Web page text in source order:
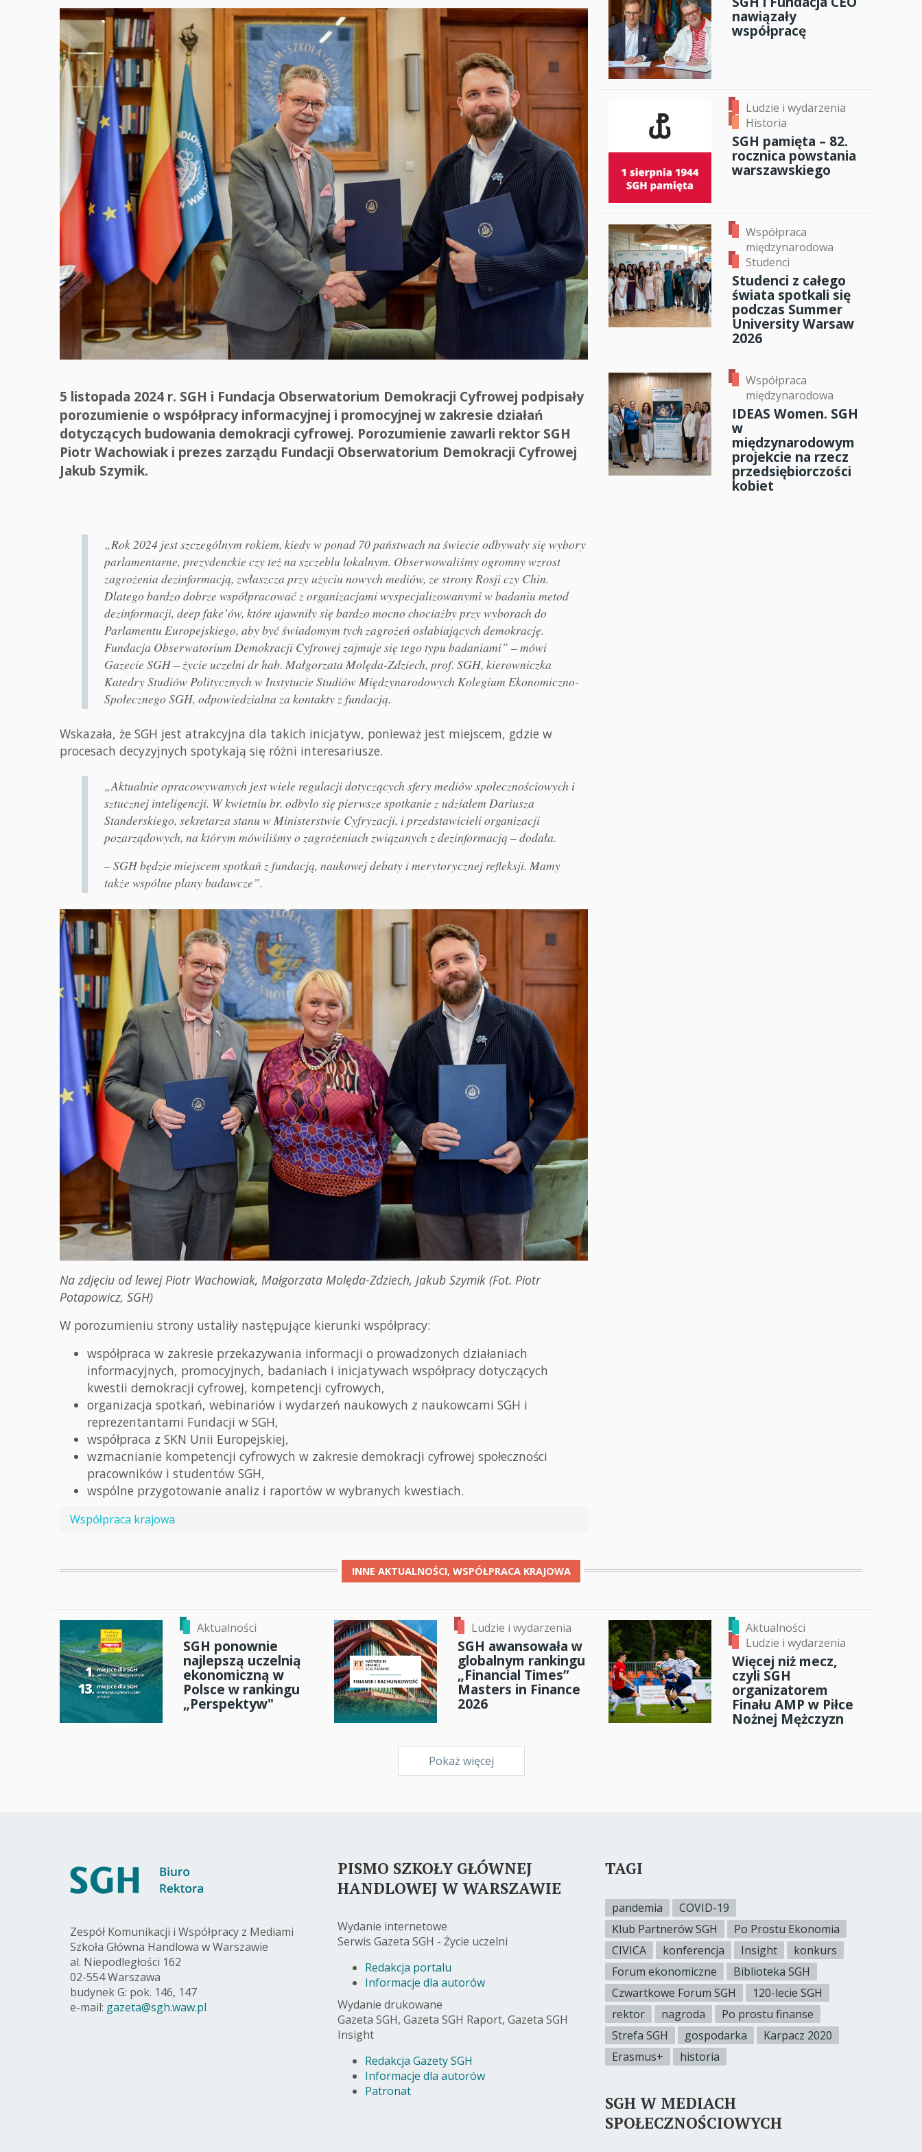
Studenci i doktoranci
Absolwenci
Współpraca międzynarodowa
Współpraca z otoczeniem
Sport
Historia
Wspomnienia
5 listopada 2024 r. SGH i Fundacja Obserwatorium Demokracji Cyfrowej podpisały
porozumienie o współpracy informacyjnej i promocyjnej w zakresie działań
dotyczących budowania demokracji cyfrowej. Porozumienie zawarli rektor SGH
Piotr Wachowiak i prezes zarządu Fundacji Obserwatorium Demokracji Cyfrowej
Jakub Szymik.
„Rok 2024 jest szczególnym rokiem, kiedy w ponad 70 państwach na świecie odbywały się wybory
parlamentarne, prezydenckie czy też na szczeblu lokalnym. Obserwowaliśmy ogromny wzrost
zagrożenia dezinformacją, zwłaszcza przy użyciu nowych mediów, ze strony Rosji czy Chin.
Dlatego bardzo dobrze współpracować z organizacjami wyspecjalizowanymi w badaniu metod
dezinformacji, deep fake’ów, które ujawniły się bardzo mocno chociażby przy wyborach do
Parlamentu Europejskiego, aby być świadomym tych zagrożeń osłabiających demokrację.
Fundacja Obserwatorium Demokracji Cyfrowej zajmuje się tego typu badaniami” – mówi
Gazecie SGH – życie uczelni dr hab. Małgorzata Molęda-Zdziech, prof. SGH, kierowniczka
Katedry Studiów Politycznych w Instytucie Studiów Międzynarodowych Kolegium Ekonomiczno-
Społecznego SGH, odpowiedzialna za kontakty z fundacją.
Wskazała, że SGH jest atrakcyjna dla takich inicjatyw, ponieważ jest miejscem, gdzie w
procesach decyzyjnych spotykają się różni interesariusze.
„Aktualnie opracowywanych jest wiele regulacji dotyczących sfery mediów społecznościowych i
sztucznej inteligencji. W kwietniu br. odbyło się pierwsze spotkanie z udziałem Dariusza
Standerskiego, sekretarza stanu w Ministerstwie Cyfryzacji, i przedstawicieli organizacji
pozarządowych, na którym mówiliśmy o zagrożeniach związanych z dezinformacją – dodała.
– SGH będzie miejscem spotkań z fundacją, naukowej debaty i merytorycznej refleksji. Mamy
także wspólne plany badawcze”.
Na zdjęciu od lewej Piotr Wachowiak, Małgorzata Molęda-Zdziech, Jakub Szymik (Fot. Piotr
Potapowicz, SGH)
W porozumieniu strony ustaliły następujące kierunki współpracy:
współpraca w zakresie przekazywania informacji o prowadzonych działaniach
informacyjnych, promocyjnych, badaniach i inicjatywach współpracy dotyczących
kwestii demokracji cyfrowej, kompetencji cyfrowych,
organizacja spotkań, webinariów i wydarzeń naukowych z naukowcami SGH i
reprezentantami Fundacji w SGH,
współpraca z SKN Unii Europejskiej,
wzmacnianie kompetencji cyfrowych w zakresie demokracji cyfrowej społeczności
pracowników i studentów SGH,
wspólne przygotowanie analiz i raportów w wybranych kwestiach.
Współpraca krajowa
nawiązały
współpracę
Ludzie i wydarzenia
Historia
SGH pamięta – 82.
rocznica powstania
warszawskiego
Współpraca
międzynarodowa
Studenci
Studenci z całego
świata spotkali się
podczas Summer
University Warsaw
2026
Współpraca
międzynarodowa
IDEAS Women. SGH
w
międzynarodowym
projekcie na rzecz
przedsiębiorczości
kobiet
INNE AKTUALNOŚCI, WSPÓŁPRACA KRAJOWA
Aktualności
SGH ponownie
najlepszą uczelnią
ekonomiczną w
Polsce w rankingu
„Perspektyw"
Ludzie i wydarzenia
SGH awansowała w
globalnym rankingu
„Financial Times”
Masters in Finance
2026
Aktualności
Ludzie i wydarzenia
Więcej niż mecz,
czyli SGH
organizatorem
Finału AMP w Piłce
Nożnej Mężczyzn
Pokaż więcej
Zespół Komunikacji i Współpracy z Mediami
Szkoła Główna Handlowa w Warszawie
al. Niepodległości 162
02-554 Warszawa
budynek G: pok. 146, 147
e-mail: gazeta@sgh.waw.pl
PISMO SZKOŁY GŁÓWNEJ
HANDLOWEJ W WARSZAWIE
Wydanie internetowe
Serwis Gazeta SGH - Życie uczelni
Redakcja portalu
Informacje dla autorów
Wydanie drukowane
Gazeta SGH, Gazeta SGH Raport, Gazeta SGH
Insight
Redakcja Gazety SGH
Informacje dla autorów
Patronat
TAGI
pandemia
COVID-19
Klub Partnerów SGH
Po Prostu Ekonomia
CIVICA
konferencja Insight
konkurs
Forum ekonomiczne
Biblioteka SGH
Czwartkowe Forum SGH
120-lecie SGH
rektor
nagroda
Po prostu finanse
Strefa SGH
gospodarka
Karpacz 2020
Erasmus+
historia
SGH W MEDIACH
SPOŁECZNOŚCIOWYCH